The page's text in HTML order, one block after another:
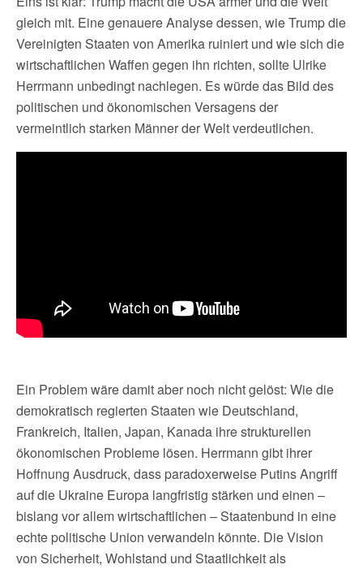
gleich mit. Eine genauere Analyse dessen, wie Trump die
Vereinigten Staaten von Amerika ruiniert und wie sich die
wirtschaftlichen Waffen gegen ihn richten, sollte Ulrike
Herrmann unbedingt nachlegen. Es würde das Bild des
politischen und ökonomischen Versagens der
vermeintlich starken Männer der Welt verdeutlichen.
Ein Problem wäre damit aber noch nicht gelöst: Wie die
demokratisch regierten Staaten wie Deutschland,
Frankreich, Italien, Japan, Kanada ihre strukturellen
ökonomischen Probleme lösen. Herrmann gibt ihrer
Hoffnung Ausdruck, dass paradoxerweise Putins Angriff
auf die Ukraine Europa langfristig stärken und einen –
bislang vor allem wirtschaftlichen – Staatenbund in eine
echte politische Union verwandeln könnte. Die Vision
von Sicherheit, Wohlstand und Staatlichkeit als